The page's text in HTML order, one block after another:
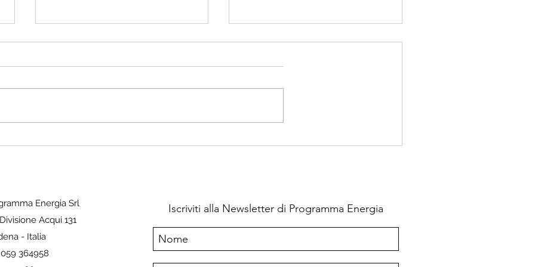
L'Europa dovrebbe evitare
May 24, 2024, 2:00 PM CDT The
Commissione UE: avremo
in Europa?
curbing methane emissions in
Energia Srl
Acqui 131
- Italia
364958
Iscriviti alla Newsletter di Programma Energia